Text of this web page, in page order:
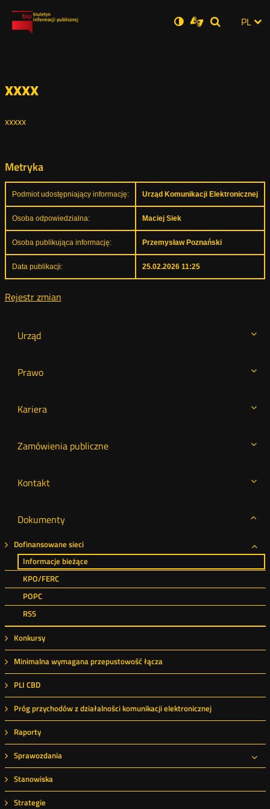
Ustawienia
Wersja
zwykła
Dla
niesłyszących
Otwórz Otwórz
Otwórz
Social PL
Urząd
Prawo
Kariera
Zamówienia publiczne
Kontakt
Dokumenty
Dofinansowane sieci
Informacje bieżące
KPO/FERC
POPC
RSS
Konkursy
Minimalna wymagana przepustowość łącza
PLI CBD
Próg przychodów z działalności komunikacji elektronicznej
Raporty
Sprawozdania
Stanowiska
Strategie
xxxx
xxxxx
Metryka
Podmiot udostępniający informację: Urząd Komunikacji Elektronicznej
Osoba odpowiedzialna: Maciej Siek
Osoba publikująca informację: Przemysław Poznański
Data publikacji: 25.02.2026 11:25
Rejestr zmian